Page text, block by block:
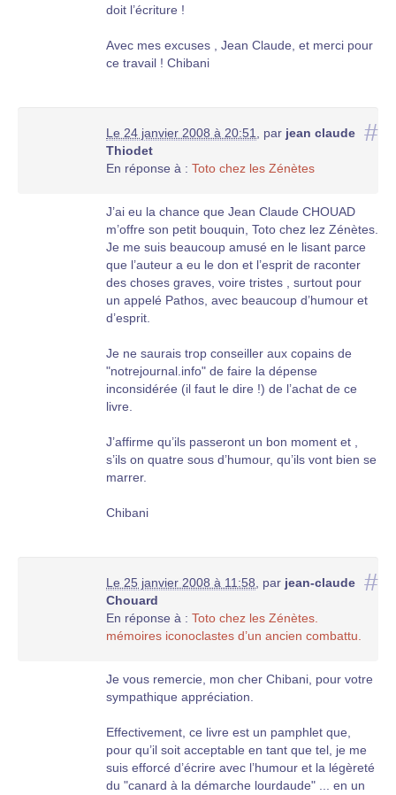
doit l’écriture !
Avec mes excuses , Jean Claude, et merci pour
ce travail ! Chibani
#
Le 24 janvier 2008 à 20:51 par jean claude
Thiodet
En réponse à : Toto chez les Zénètes
J’ai eu la chance que Jean Claude CHOUAD
m’offre son petit bouquin, Toto chez lez Zénètes.
Je me suis beaucoup amusé en le lisant parce
que l’auteur a eu le don et l’esprit de raconter
des choses graves, voire tristes , surtout pour
un appelé Pathos, avec beaucoup d’humour et
d’esprit.
Je ne saurais trop conseiller aux copains de
"notrejournal.info" de faire la dépense
inconsidérée (il faut le dire !) de l’achat de ce
livre.
J’affirme qu’ils passeront un bon moment et ,
s’ils on quatre sous d’humour, qu’ils vont bien se
marrer.
Chibani
#
Le 25 janvier 2008 à 11:58 par jean-claude
Chouard
En réponse à : Toto chez les Zénètes.
mémoires iconoclastes d’un ancien combattu.
Je vous remercie, mon cher Chibani, pour votre
sympathique appréciation.
Effectivement, ce livre est un pamphlet que,
pour qu’il soit acceptable en tant que tel, je me
suis efforcé d’écrire avec l’humour et la légèreté
du "canard à la démarche lourdaude" ... en un